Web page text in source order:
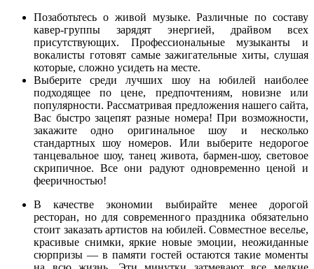
Позаботьтесь о живой музыке. Различные по составу
кавер-группы зарядят энергией, драйвом всех
присутствующих. Профессиональные музыканты и
вокалисты готовят самые зажигательные хиты, слушая
которые, сложно усидеть на месте.
Выберите среди лучших шоу на юбилей наиболее
подходящее по цене, предпочтениям, новизне или
популярности. Рассматривая предложения нашего сайта,
Вас быстро зацепят разные номера! При возможности,
закажите одно оригинальное шоу и несколько
стандартных шоу номеров. Или выберите недорогое
танцевальное шоу, танец живота, бармен-шоу, световое
скрипичное. Все они радуют одновременно ценой и
фееричностью!
В качестве экономии выбирайте менее дорогой
ресторан, но для современного праздника обязательно
стоит заказать артистов на юбилей. Совместное веселье,
красивые снимки, яркие новые эмоции, неожиданные
сюрпризы — в памяти гостей остаются такие моменты